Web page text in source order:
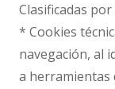
Clasificadas
* Cookies
navegación, al
a herramientas